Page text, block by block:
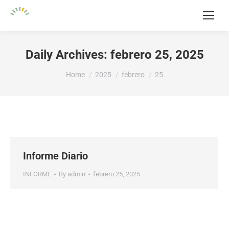
Daily Archives: febrero 25, 2025
You are here:
Home 2025 febrero 25
Informe Diario
INFORME By admin febrero 25, 2025